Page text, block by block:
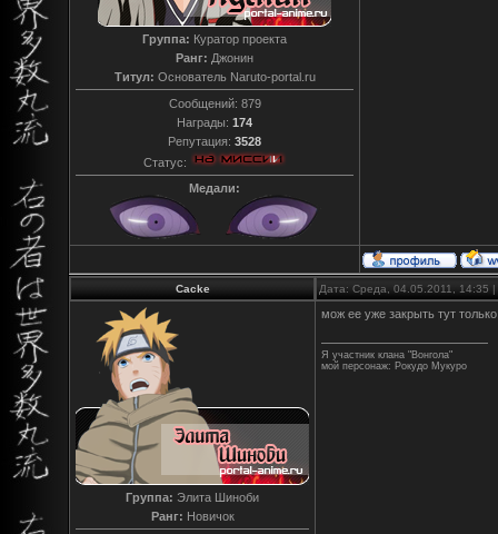
Группа: Куратор проекта
Ранг: Джонин
Титул: Основатель Naruto-portal.ru
Сообщений: 879
Награды: 174
Репутация: 3528
Статус:
Медали:
Cacke Дата: Среда, 04.05.2011, 14:35
Группа: Элита Шиноби
Ранг: Новичок
мож ее уже закрыть тут
Я участник клана "Вонгола"
мой персонаж: Рокудо Мукуро